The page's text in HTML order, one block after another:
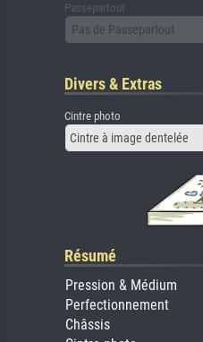
Passepartout
Pas de Passepartout
Divers & Extras
Cintre photo
Cintre à image dentelée
Résumé
Pression & Médium
Perfectionnement
Châssis